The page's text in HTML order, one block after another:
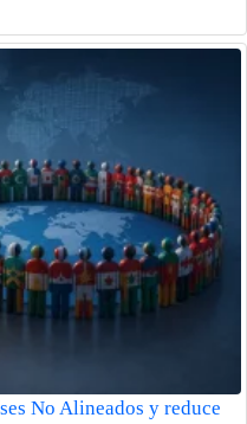
No Alineados y reduce